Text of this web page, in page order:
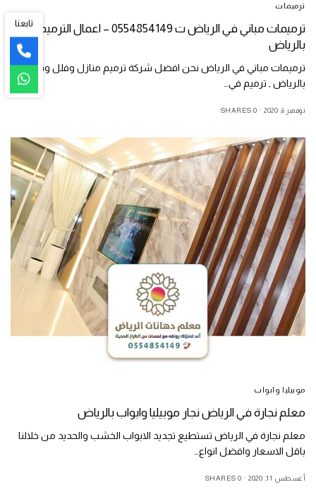
ترميمات
ترميمات مباني في الرياض ت 0554854149 – اعمال الترميم
بالرياض
ترميمات مباني في الرياض نحن افضل شركة ترميم منازل وفلل وقصور
بالرياض , ترميم في…
نوفمبر 6, 2020 0 SHARES
موبيليا وابواب
معلم نجارة في الرياض نجار موبيليا وابواب بالرياض
معلم نجارة في الرياض تستطيع تجديد الابواب الخشب والحديد من خلالنا
باقل الاسعار وافضل انواع…
أغسطس 11, 2020 0 SHARES
تابعنا